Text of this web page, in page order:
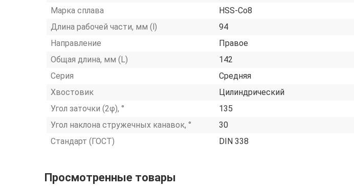
Марка сплава
HSS-Co8
Длина рабочей части, мм (l)
94
Направление
Правое
Общая длина, мм (L)
142
Серия
Средняя
Хвостовик
Цилиндрический
Угол заточки (2φ), °
135
Угол наклона стружечных канавок, °
30
Стандарт (ГОСТ)
DIN 338
Просмотренные товары